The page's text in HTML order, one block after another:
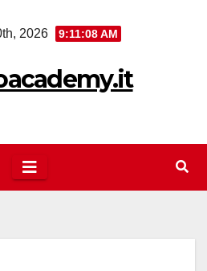
2026 9:11:08 AM